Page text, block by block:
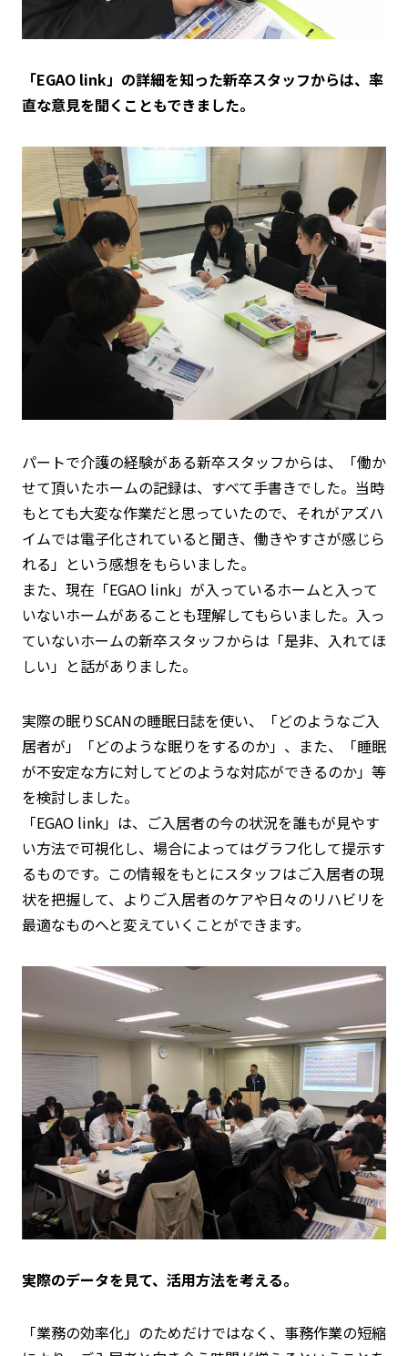
「EGAO link」の詳細を知った新卒スタッフからは、率
直な意見を聞くこともできました。
パートで介護の経験がある新卒スタッフからは、「働か
せて頂いたホームの記録は、すべて手書きでした。当時
もとても大変な作業だと思っていたので、それがアズハ
イムでは電子化されていると聞き、働きやすさが感じら
れる」という感想をもらいました。
また、現在「EGAO link」が入っているホームと入って
いないホームがあることも理解してもらいました。入っ
ていないホームの新卒スタッフからは「是非、入れてほ
しい」と話がありました。
実際の眠りSCANの睡眠日誌を使い、「どのようなご入
居者が」「どのような眠りをするのか」、また、「睡眠
が不安定な方に対してどのような対応ができるのか」等
を検討しました。
「EGAO link」は、ご入居者の今の状況を誰もが見やす
い方法で可視化し、場合によってはグラフ化して提示す
るものです。この情報をもとにスタッフはご入居者の現
状を把握して、よりご入居者のケアや日々のリハビリを
最適なものへと変えていくことができます。
実際のデータを見て、活用方法を考える。
「業務の効率化」のためだけではなく、事務作業の短縮